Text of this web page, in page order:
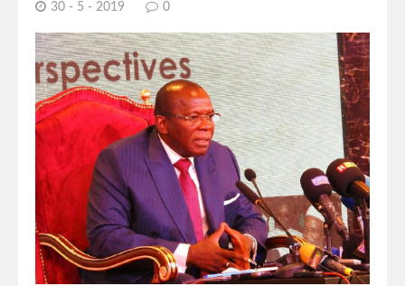
30 - 5 - 2019 0